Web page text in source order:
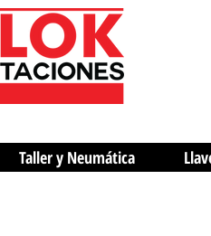
Taller y Neumática